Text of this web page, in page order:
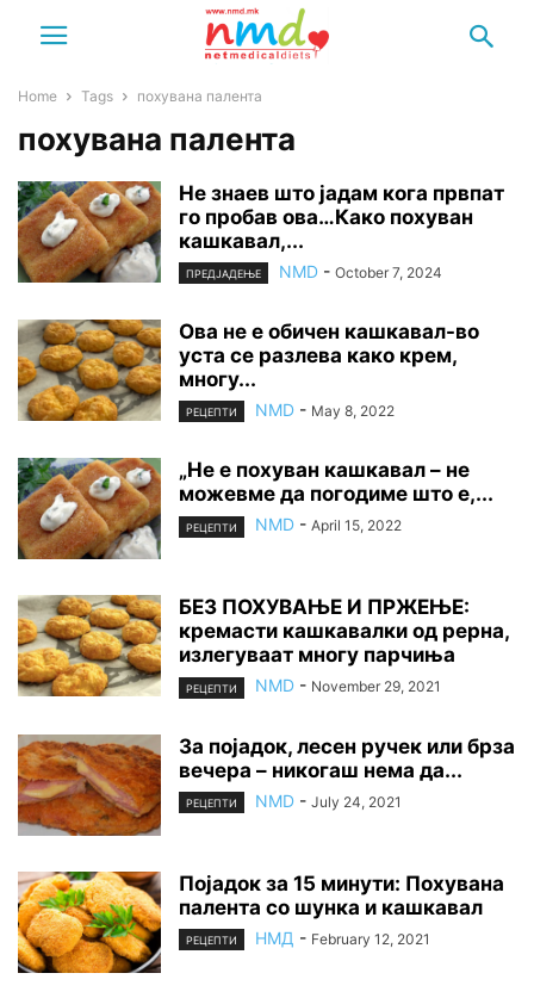
Home Tags похувана палента
похувана палента
Не знаев што јадам кога првпат
го пробав ова…Како похуван
кашкавал,...
ПРЕДЈАДЕЊЕ NMD - October 7, 2024
Ова не е oбичен кашкавал-во
уста се разлева како крем,
многу...
РЕЦЕПТИ NMD - May 8, 2022
„Не е похуван кашкавал – не
можевме да погодиме што е,...
РЕЦЕПТИ NMD - April 15, 2022
БЕЗ ПОХУВАЊЕ И ПРЖЕЊЕ:
кремасти кашкавалки од рерна,
излегуваат многу парчиња
РЕЦЕПТИ NMD - November 29, 2021
За појадок, лесен ручек или брза
вечера – никогаш нема да...
РЕЦЕПТИ NMD - July 24, 2021
Појадок за 15 минути: Похувана
палента со шунка и кашкавал
РЕЦЕПТИ НМД - February 12, 2021